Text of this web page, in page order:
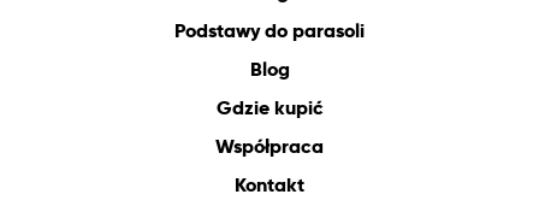
Podstawy do parasoli
Blog
Gdzie kupić
Współpraca
Kontakt